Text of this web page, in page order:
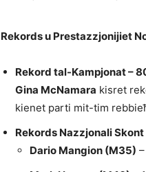
Rekords u Prestazzjonijiet
Rekord tal-Kampjonat –
Gina McNamara kisret
kienet parti mit-tim
Rekords Nazzjonali
Dario Mangion (M35)